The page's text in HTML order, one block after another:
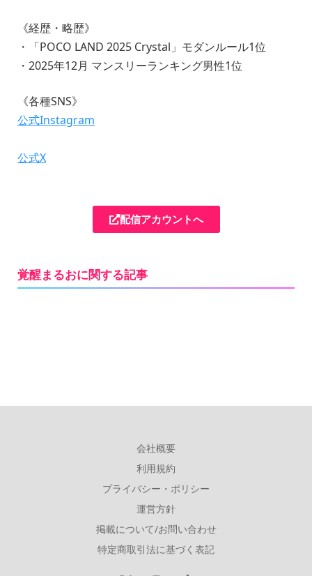
《経歴・略歴》
・「POCO LAND 2025 Crystal」モダンルール1位
・2025年12月 マンスリーランキング男性1位
《各種SNS》
公式Instagram
公式X
配信アカウントへ
覚醒まるおに関する記事
会社概要
利用規約
プライバシー・ポリシー
運営方針
掲載について/お問い合わせ
特定商取引法に基づく表記